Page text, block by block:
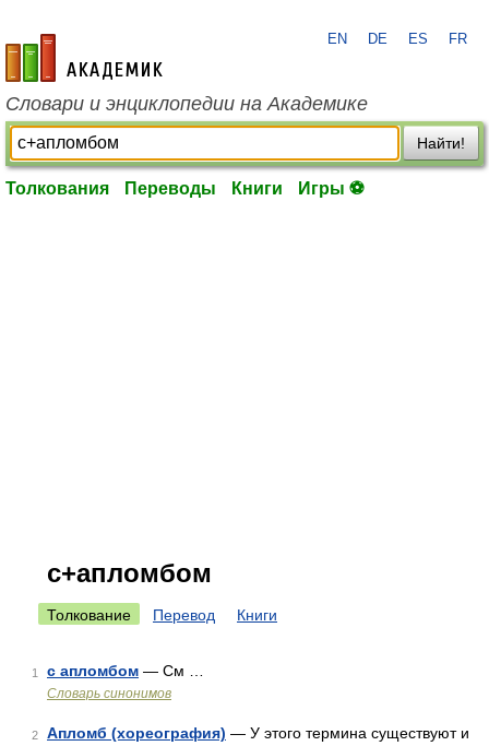
academic.ru
EN DE ES FR
Словари и энциклопедии на Академике
Найти!
Толкования Переводы Книги Игры ⚽
с+апломбом
Толкование Перевод Книги
1 с апломбом — См …
Словарь синонимов
2 Апломб (хореография) — У этого термина существуют и